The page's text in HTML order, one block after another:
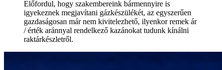
Előfordul, hogy szakembereink bármennyire is
igyekeznek megjavítani gázkészülékét, az egyszerűen
gazdaságosan már nem kivitelezhető, ilyenkor remek ár
/ érték aránnyal rendelkező kazánokat tudunk kínálni
raktárkészletről.